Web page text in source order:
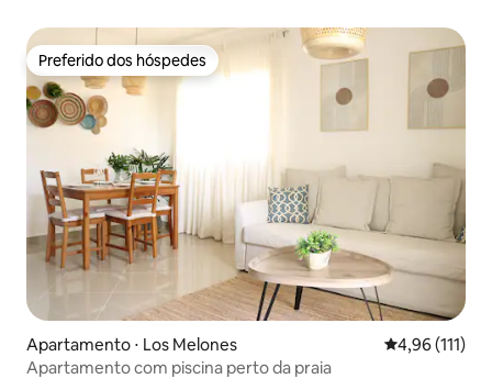
Preferido dos hóspedes
Preferido dos hóspedes
Apartamento ⋅ Los Melones 4,96 de uma
4,96 (111)
Apartamento com piscina perto da praia